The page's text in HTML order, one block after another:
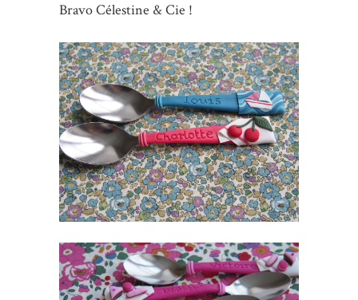
Bravo Célestine & Cie !